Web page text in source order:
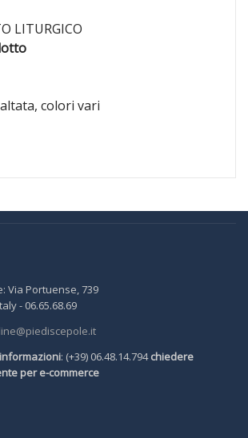
LITURGICO
colori vari
Via Portuense, 739
- 06.65.68.69
: (+39) 06.48.14.794chiedere
per e-commerce